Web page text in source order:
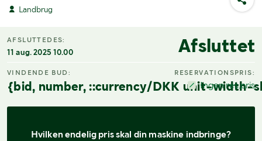
Landbrug
AFSLUTTEDES:
11 aug. 2025 10.00 Afsluttet
VINDENDE BUD:
{bid, number, ::currency/DKK unit-width-
RESERVATIONSPRIS:
Ingen res.pris
Hvilken endelig pris skal din maskine indbringe?